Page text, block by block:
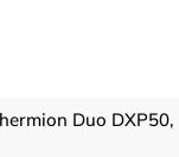
Duo DXP50,